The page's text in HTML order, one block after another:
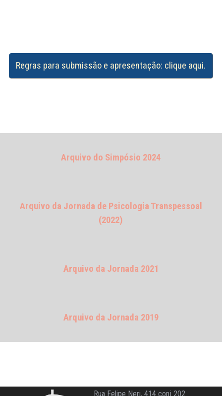
Regras para submissão e apresentação: clique aqui.
Arquivo do Simpósio 2024
Arquivo da Jornada de Psicologia Transpessoal
(2022)
Arquivo da Jornada 2021
Arquivo da Jornada 2019
Rua Felipe Neri, 414 conj 202